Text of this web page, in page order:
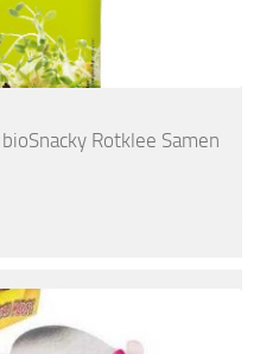
Rotklee Samen